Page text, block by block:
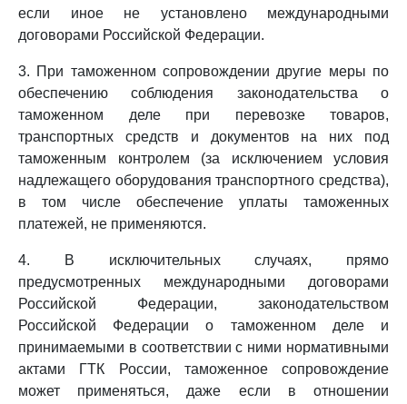
если иное не установлено международными
договорами Российской Федерации.
3. При таможенном сопровождении другие меры по
обеспечению соблюдения законодательства о
таможенном деле при перевозке товаров,
транспортных средств и документов на них под
таможенным контролем (за исключением условия
надлежащего оборудования транспортного средства),
в том числе обеспечение уплаты таможенных
платежей, не применяются.
4. В исключительных случаях, прямо
предусмотренных международными договорами
Российской Федерации, законодательством
Российской Федерации о таможенном деле и
принимаемыми в соответствии с ними нормативными
актами ГТК России, таможенное сопровождение
может применяться, даже если в отношении